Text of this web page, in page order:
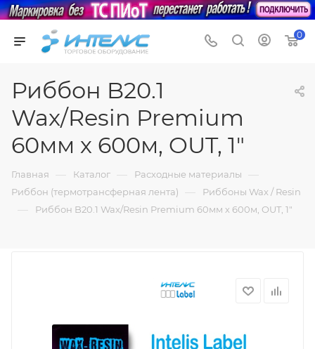
0
Риббон B20.1
Wax/Resin Premium
60мм х 600м, OUT, 1"
Главная — Каталог — Расходные материалы —
Риббон (термотрансферная лента) — Риббоны Wax / Resin
— Риббон B20.1 Wax/Resin Premium 60мм х 600м, OUT, 1"